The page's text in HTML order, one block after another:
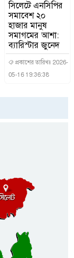
সিলেটে এনসিপির
সমাবেশ ২০
হাজার মানুষ
সমাগমের আশা:
ব্যারিস্টার জুনেদ
প্রকাশের তারিখঃ 2026-
05-16 19:36:38